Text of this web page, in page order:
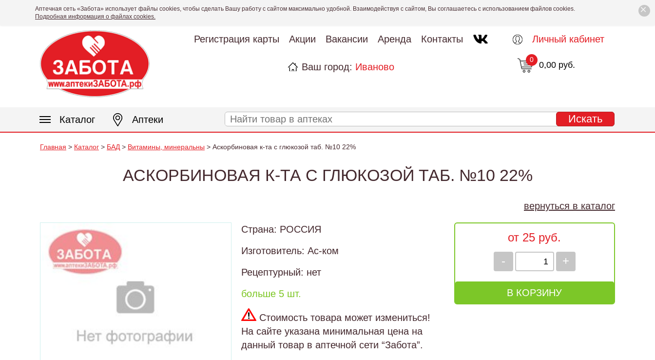
×
Аптечная сеть «Забота» использует файлы cookies, чтобы сделать Вашу работу с сайтом максимально удобной. Взаимодействуя с сайтом, Вы соглашаетесь с использованием файлов cookies.
Подробная информация о файлах cookies.
Регистрация карты Акции Вакансии Аренда Контакты
Ваш город: Иваново
Личный кабинет
0,00 руб.
0
Каталог Аптеки
Главная > Каталог > БАД > Витамины, минеральны > Аскорбиновая к-та с глюкозой таб. №10 22%
АСКОРБИНОВАЯ К-ТА С ГЛЮКОЗОЙ ТАБ. №10 22%
вернуться в каталог
Страна: РОССИЯ
Изготовитель: Ас-ком
Рецептурный: нет
больше 5 шт.
Стоимость товара может измениться!
На сайте указана минимальная цена на
данный товар в аптечной сети “Забота”.
от 25 руб.
+
-
В КОРЗИНУ